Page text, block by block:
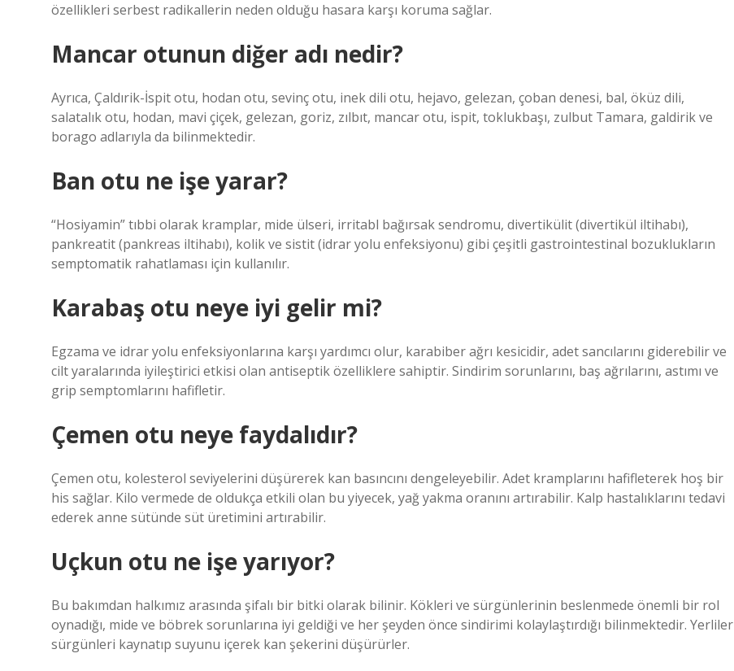
özellikleri serbest radikallerin neden olduğu hasara karşı koruma sağlar.
Mancar otunun diğer adı nedir?
Ayrıca, Çaldırik-İspit otu, hodan otu, sevinç otu, inek dili otu, hejavo, gelezan, çoban denesi, bal, öküz dili,
salatalık otu, hodan, mavi çiçek, gelezan, goriz, zılbıt, mancar otu, ispit, toklukbaşı, zulbut Tamara, galdirik ve
borago adlarıyla da bilinmektedir.
Ban otu ne işe yarar?
“Hosiyamin” tıbbi olarak kramplar, mide ülseri, irritabl bağırsak sendromu, divertikülit (divertikül iltihabı),
pankreatit (pankreas iltihabı), kolik ve sistit (idrar yolu enfeksiyonu) gibi çeşitli gastrointestinal bozuklukların
semptomatik rahatlaması için kullanılır.
Karabaş otu neye iyi gelir mi?
Egzama ve idrar yolu enfeksiyonlarına karşı yardımcı olur, karabiber ağrı kesicidir, adet sancılarını giderebilir ve
cilt yaralarında iyileştirici etkisi olan antiseptik özelliklere sahiptir. Sindirim sorunlarını, baş ağrılarını, astımı ve
grip semptomlarını hafifletir.
Çemen otu neye faydalıdır?
Çemen otu, kolesterol seviyelerini düşürerek kan basıncını dengeleyebilir. Adet kramplarını hafifleterek hoş bir
his sağlar. Kilo vermede de oldukça etkili olan bu yiyecek, yağ yakma oranını artırabilir. Kalp hastalıklarını tedavi
ederek anne sütünde süt üretimini artırabilir.
Uçkun otu ne işe yarıyor?
Bu bakımdan halkımız arasında şifalı bir bitki olarak bilinir. Kökleri ve sürgünlerinin beslenmede önemli bir rol
oynadığı, mide ve böbrek sorunlarına iyi geldiği ve her şeyden önce sindirimi kolaylaştırdığı bilinmektedir. Yerliler
sürgünleri kaynatıp suyunu içerek kan şekerini düşürürler.